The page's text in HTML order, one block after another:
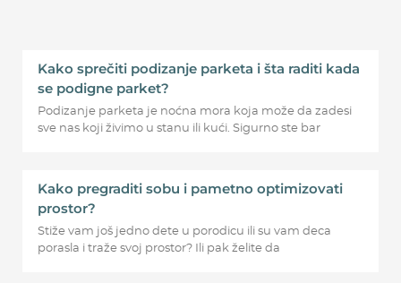
Kako sprečiti podizanje parketa i šta raditi kada
se podigne parket?
Podizanje parketa je noćna mora koja može da zadesi
sve nas koji živimo u stanu ili kući. Sigurno ste bar
Kako pregraditi sobu i pametno optimizovati
prostor?
Stiže vam još jedno dete u porodicu ili su vam deca
porasla i traže svoj prostor? Ili pak želite da